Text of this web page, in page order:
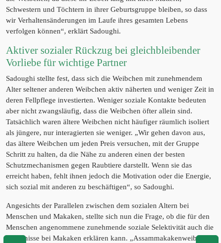
Schwestern und Töchtern in ihrer Geburtsgruppe bleiben, so dass
wir Verhaltensänderungen im Laufe ihres gesamten Lebens
verfolgen können“, erklärt Sadoughi.
Aktiver sozialer Rückzug bei gleichbleibender
Vorliebe für wichtige Partner
Sadoughi stellte fest, dass sich die Weibchen mit zunehmendem
Alter seltener anderen Weibchen aktiv näherten und weniger Zeit in
deren Fellpflege investierten. Weniger soziale Kontakte bedeuten
aber nicht zwangsläufig, dass die Weibchen öfter allein sind.
Tatsächlich waren ältere Weibchen nicht häufiger räumlich isoliert
als jüngere, nur interagierten sie weniger. „Wir gehen davon aus,
das ältere Weibchen um jeden Preis versuchen, mit der Gruppe
Schritt zu halten, da die Nähe zu anderen einen der besten
Schutzmechanismen gegen Raubtiere darstellt. Wenn sie das
erreicht haben, fehlt ihnen jedoch die Motivation oder die Energie,
sich sozial mit anderen zu beschäftigen“, so Sadoughi.
Angesichts der Parallelen zwischen dem sozialen Altern bei
Menschen und Makaken, stellte sich nun die Frage, ob die für den
Menschen angenommene zunehmende soziale Selektivität auch die
Ergebnisse bei Makaken erklären kann. „Assammakakenweibchen